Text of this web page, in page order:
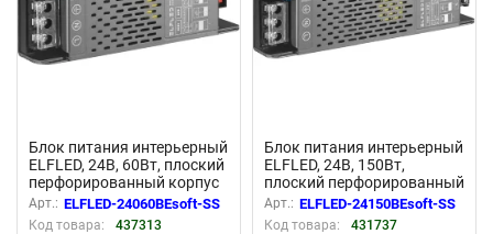
Блок питания интерьерный
ELFLED, 24В, 60Вт, плоский
перфорированный корпус
(с плавным пуском)
Арт.: ELFLED-24060BEsoft-SS
Код товара:
437313
Блок питания интерьерный
ELFLED, 24В, 150Вт,
плоский перфорированный
корпус (с плавным пуском)
Арт.: ELFLED-24150BEsoft-SS
Код товара:
431737